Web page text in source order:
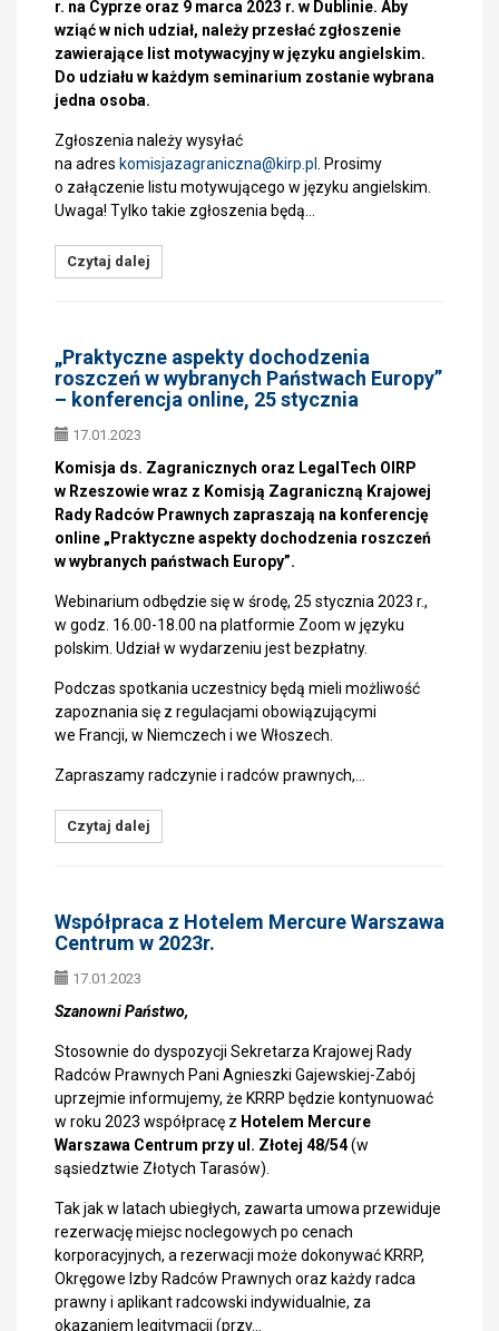
r. na Cyprze oraz 9 marca 2023 r. w Dublinie. Aby
wziąć w nich udział, należy przesłać zgłoszenie
zawierające list motywacyjny w języku angielskim.
Do udziału w każdym seminarium zostanie wybrana
jedna osoba.
Zgłoszenia należy wysyłać
na adres komisjazagraniczna@kirp.pl
. Prosimy
o załączenie listu motywującego w języku angielskim.
Uwaga! Tylko takie zgłoszenia będą…
Czytaj dalej
„Praktyczne aspekty dochodzenia
roszczeń w wybranych Państwach Europy”
– konferencja online, 25 stycznia
17.01.2023
Komisja ds. Zagranicznych oraz LegalTech OIRP
w Rzeszowie wraz z Komisją Zagraniczną Krajowej
Rady Radców Prawnych zapraszają na konferencję
online „Praktyczne aspekty dochodzenia roszczeń
w wybranych państwach Europy”.
Webinarium odbędzie się w środę, 25 stycznia 2023 r.,
w godz. 16.00-18.00 na platformie Zoom w języku
polskim. Udział w wydarzeniu jest bezpłatny.
Podczas spotkania uczestnicy będą mieli możliwość
zapoznania się z regulacjami obowiązującymi
we Francji, w Niemczech i we Włoszech.
Zapraszamy radczynie i radców prawnych,…
Czytaj dalej
Współpraca z Hotelem Mercure Warszawa
Centrum w 2023r.
17.01.2023
Szanowni Państwo,
Stosownie do dyspozycji Sekretarza Krajowej Rady
Radców Prawnych Pani Agnieszki Gajewskiej-Zabój
uprzejmie informujemy, że KRRP będzie kontynuować
w roku 2023 współpracę z Hotelem Mercure
Warszawa Centrum przy ul. Złotej 48/54(w
sąsiedztwie Złotych Tarasów).
Tak jak w latach ubiegłych, zawarta umowa przewiduje
rezerwację miejsc noclegowych po cenach
korporacyjnych, a rezerwacji może dokonywać KRRP,
Okręgowe Izby Radców Prawnych oraz każdy radca
prawny i aplikant radcowski indywidualnie, za
okazaniem legitymacji (przy…